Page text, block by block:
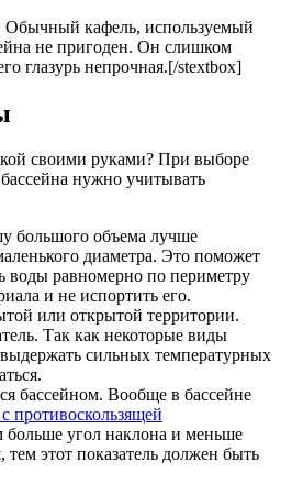
Обычный кафель, используемый
не пригоден. Он слишком
глазурь непрочная.[/stextbox]
своими руками? При выборе
нужно учитывать
большого объема лучше
диаметра. Это поможет
воды равномерно по периметру
и не испортить его.
или открытой территории.
Так как некоторые виды
сильных температурных
бассейном. Вообще в бассейне
противоскользящей
больше угол наклона и меньше
тем этот показатель должен быть